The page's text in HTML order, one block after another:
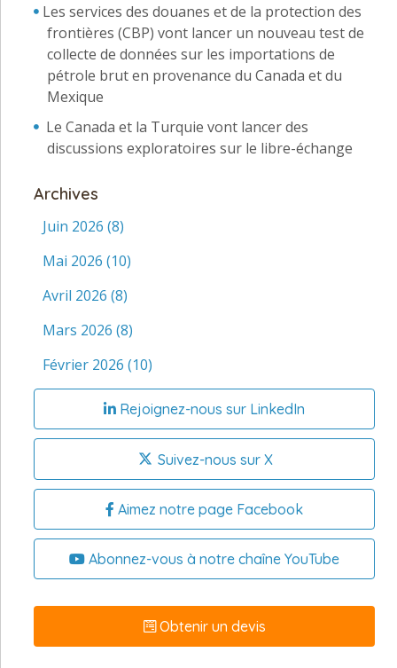
Les services des douanes et de la protection des
frontières (CBP) vont lancer un nouveau test de
collecte de données sur les importations de
pétrole brut en provenance du Canada et du
Mexique
Le Canada et la Turquie vont lancer des
discussions exploratoires sur le libre-échange
Archives
Juin 2026 (8)
Mai 2026 (10)
Avril 2026 (8)
Mars 2026 (8)
Février 2026 (10)
Rejoignez-nous sur LinkedIn
Suivez-nous sur X
Aimez notre page Facebook
Abonnez-vous à notre chaîne YouTube
Obtenir un devis